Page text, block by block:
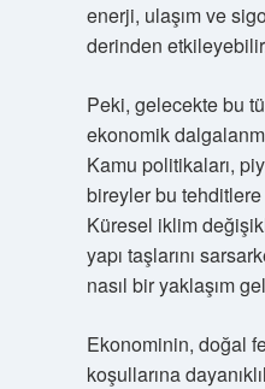
enerji, ulaşım ve
derinden
Peki, gelecekte bu
ekonomik
Kamu politikaları,
bireyler bu
Küresel iklim
yapı taşlarını
nasıl bir yaklaşım
Ekonominin, doğal
koşullarına